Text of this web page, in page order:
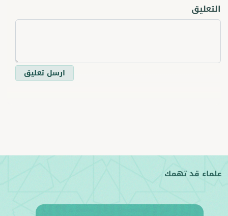
التعليق
ارسل تعليق
علماء قد تهمك